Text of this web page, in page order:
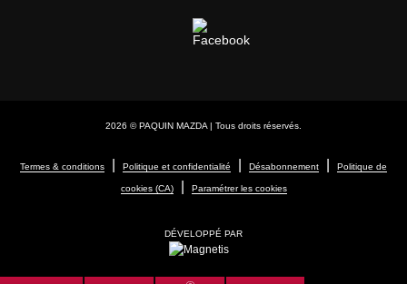
2026 © PAQUIN MAZDA | Tous droits réservés.
Termes & conditions Politique et confidentialité Désabonnement Politique de
cookies (CA)| Paramétrer les cookies
DÉVELOPPÉ PAR